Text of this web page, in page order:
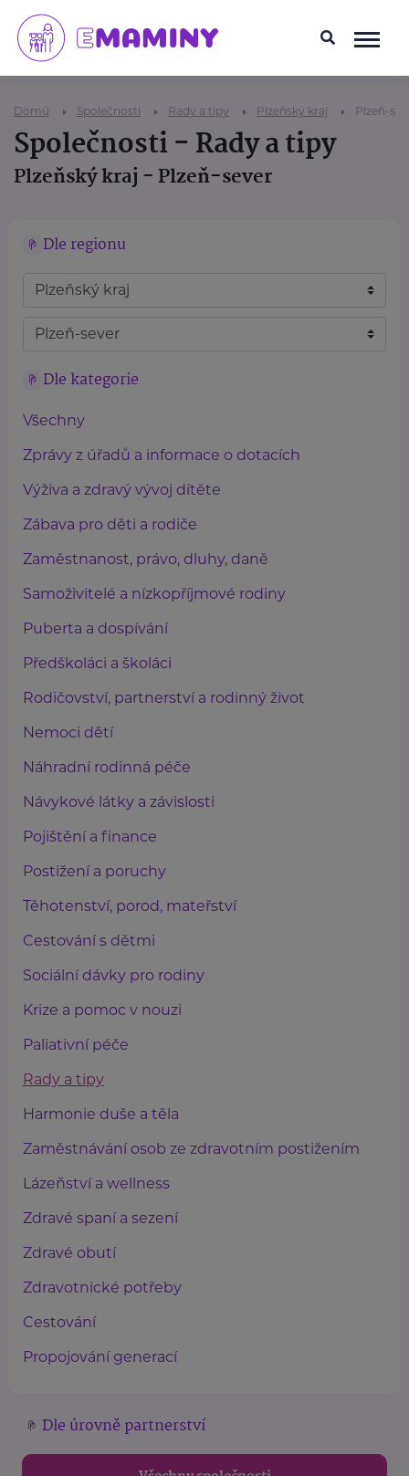
Domů Společnosti Rady a tipy Plzeňský kraj Plzeň-
Společnosti - Rady a tipy
Plzeňský kraj - Plzeň-sever
Dle regionu
Dle kategorie
Všechny
Zprávy z úřadů a informace o dotacích
Výživa a zdravý vývoj dítěte
Zábava pro děti a rodiče
Zaměstnanost, právo, dluhy, daně
Samoživitelé a nízkopříjmové rodiny
Puberta a dospívání
Předškoláci a školáci
Rodičovství, partnerství a rodinný život
Nemoci dětí
Náhradní rodinná péče
Návykové látky a závislosti
Pojištění a finance
Postižení a poruchy
Těhotenství, porod, mateřství
Cestování s dětmi
Sociální dávky pro rodiny
Krize a pomoc v nouzi
Paliativní péče
Rady a tipy
Harmonie duše a těla
Zaměstnávání osob ze zdravotním postižením
Lázeňství a wellness
Zdravé spaní a sezení
Zdravé obutí
Zdravotnické potřeby
Cestování
Propojování generací
Dle úrovně partnerství